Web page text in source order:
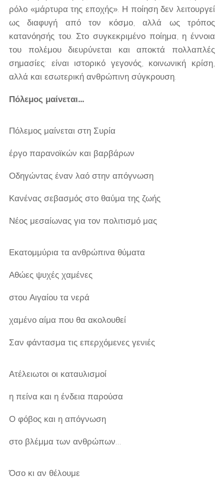
ρόλο «μάρτυρα της εποχής». Η ποίηση δεν λειτουργεί
ως διαφυγή από τον κόσμο, αλλά ως τρόπος
κατανόησής του. Στο συγκεκριμένο ποίημα, η έννοια
του πολέμου διευρύνεται και αποκτά πολλαπλές
σημασίες: είναι ιστορικό γεγονός, κοινωνική κρίση,
αλλά και εσωτερική ανθρώπινη σύγκρουση.
Πόλεμος μαίνεται…
Πόλεμος μαίνεται στη Συρία
έργο παρανοϊκών και βαρβάρων
Οδηγώντας έναν λαό στην απόγνωση
Κανένας σεβασμός στο θαύμα της ζωής
Νέος μεσαίωνας για τον πολιτισμό μας
Εκατομμύρια τα ανθρώπινα θύματα
Αθώες ψυχές χαμένες
στου Αιγαίου τα νερά
χαμένο αίμα που θα ακολουθεί
Σαν φάντασμα τις επερχόμενες γενιές
Ατέλειωτοι οι καταυλισμοί
η πείνα και η ένδεια παρούσα
Ο φόβος και η απόγνωση
στο βλέμμα των ανθρώπων…
Όσο κι αν θέλουμε